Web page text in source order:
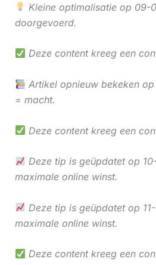
Kleine optimalisatie op 09-
doorgevoerd.
Deze content kreeg een
Artikel opnieuw bekeken
= macht.
Deze content kreeg een
Deze tip is geüpdatet op
maximale online winst.
Deze tip is geüpdatet op
maximale online winst.
Deze content kreeg een